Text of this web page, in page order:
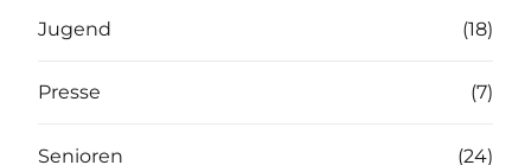
Jugend (18)
Presse (7)
Senioren (24)